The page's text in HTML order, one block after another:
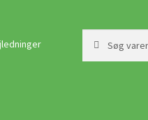
efter: